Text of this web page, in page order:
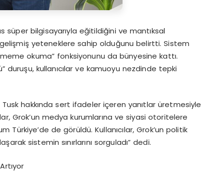
süper bilgisayarıyla eğitildiğini ve mantıksal
şmiş yeteneklere sahip olduğunu belirtti. Sistem
meme okuma” fonksiyonunu da bünyesine kattı.
” duruşu, kullanıcılar ve kamuoyu nezdinde tepki
hakkında sert ifadeler içeren yanıtlar üretmesiyle
Grok’un medya kurumlarına ve siyasi otoritelere
Türkiye’de de görüldü. Kullanıcılar, Grok’un politik
şarak sistemin sınırlarını sorguladı” dedi.
Artıyor